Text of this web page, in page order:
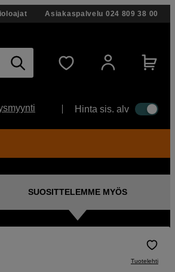
Asiakaspalvelu 024 809 38 00
Hinta sis. alv
SUOSITTELEMME MYÖS
Tuotelehti